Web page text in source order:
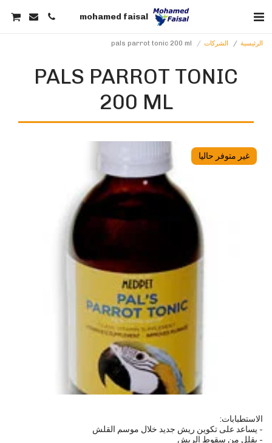
mohamed faisal
الرئيسية الشركات pals parrot tonic 200 ml
PALS PARROT TONIC
200 ML
غير متوفر حاليا